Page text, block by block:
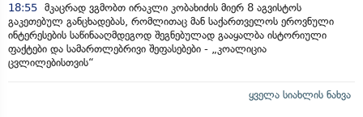
18:55 მკაცრად ვგმობთ ირაკლი კობახიძის მიერ 8 აგვისტოს
გაკეთებულ განცხადებას, რომლითაც მან საქართველოს ეროვნული
ინტერესების საწინააღმდეგოდ შეგნებულად გააყალბა ისტორიული
ფაქტები და სამართლებრივი შეფასებები - „კოალიცია
ცვლილებისთვის“
ყველა სიახლის ნახვა